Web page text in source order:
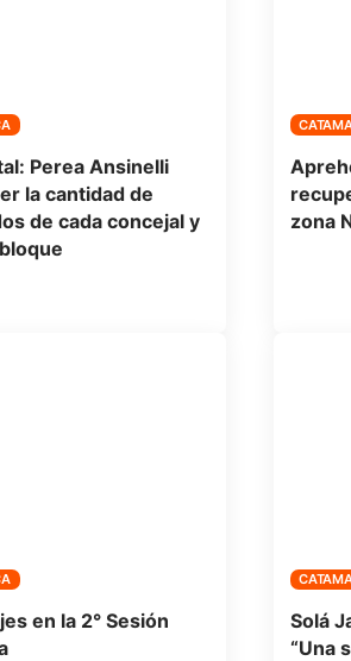
Perea Ansinelli
la cantidad de
de cada concejal y
zona
en la 2° Sesión
Solá
“Una